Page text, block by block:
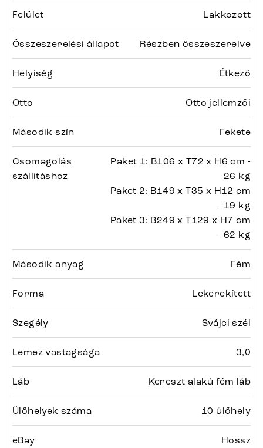
Felület Lakkozott
Összeszerelési állapot Részben összeszerelve
Helyiség Étkező
Otto Otto jellemzői
Második szín Fekete
Csomagolás
szállításhoz
Paket 1: B106 x T72 x H6 cm -
26 kg
Paket 2: B149 x T35 x H12 cm
- 19 kg
Paket 3: B249 x T129 x H7 cm
- 62 kg
Második anyag Fém
Forma Lekerekített
Szegély Svájci szél
Lemez vastagsága 3,0
Láb Kereszt alakú fém láb
Ülőhelyek száma 10 ülőhely
eBay Hossz